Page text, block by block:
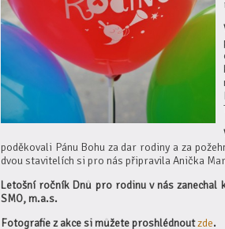
poděkovali Pánu Bohu za dar rodiny a za
dvou stavitelích si pro nás připravila Anička
Letošní ročník Dnů pro rodinu v nás zanechal
SMO, m.a.s.
Fotografie z akce si můžete proshlédnoutzde.